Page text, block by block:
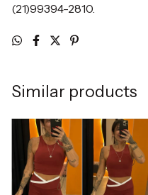
(21)99394-2810.
Similar products